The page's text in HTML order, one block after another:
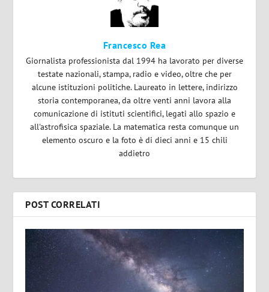
Francesco Rea
Giornalista professionista dal 1994 ha lavorato per diverse
testate nazionali, stampa, radio e video, oltre che per
alcune istituzioni politiche. Laureato in lettere, indirizzo
storia contemporanea, da oltre venti anni lavora alla
comunicazione di istituti scientifici, legati allo spazio e
all'astrofisica spaziale. La matematica resta comunque un
elemento oscuro e la foto è di dieci anni e 15 chili
addietro
POST CORRELATI